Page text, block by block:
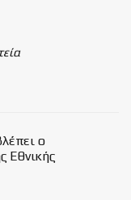
ο
Εθνικής